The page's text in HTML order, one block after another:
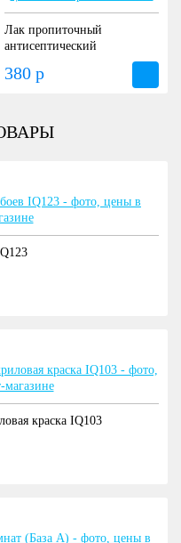
Лак пропиточный
антисептический
380 р
краска IQ103